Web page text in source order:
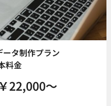
タ制作プラン
料金
￥22,000～